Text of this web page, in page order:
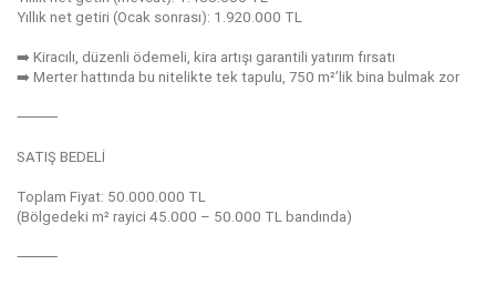
Yıllık net getiri (Ocak sonrası): 1.920.000 TL
➡️ Kiracılı, düzenli ödemeli, kira artışı garantili yatırım fırsatı
➡️ Merter hattında bu nitelikte tek tapulu, 750 m²’lik bina bulmak zor
⸻
SATIŞ BEDELİ
Toplam Fiyat: 50.000.000 TL
(Bölgedeki m² rayici 45.000 – 50.000 TL bandında)
⸻